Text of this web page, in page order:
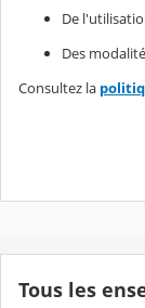
De
Des
Consultez la
Tous les